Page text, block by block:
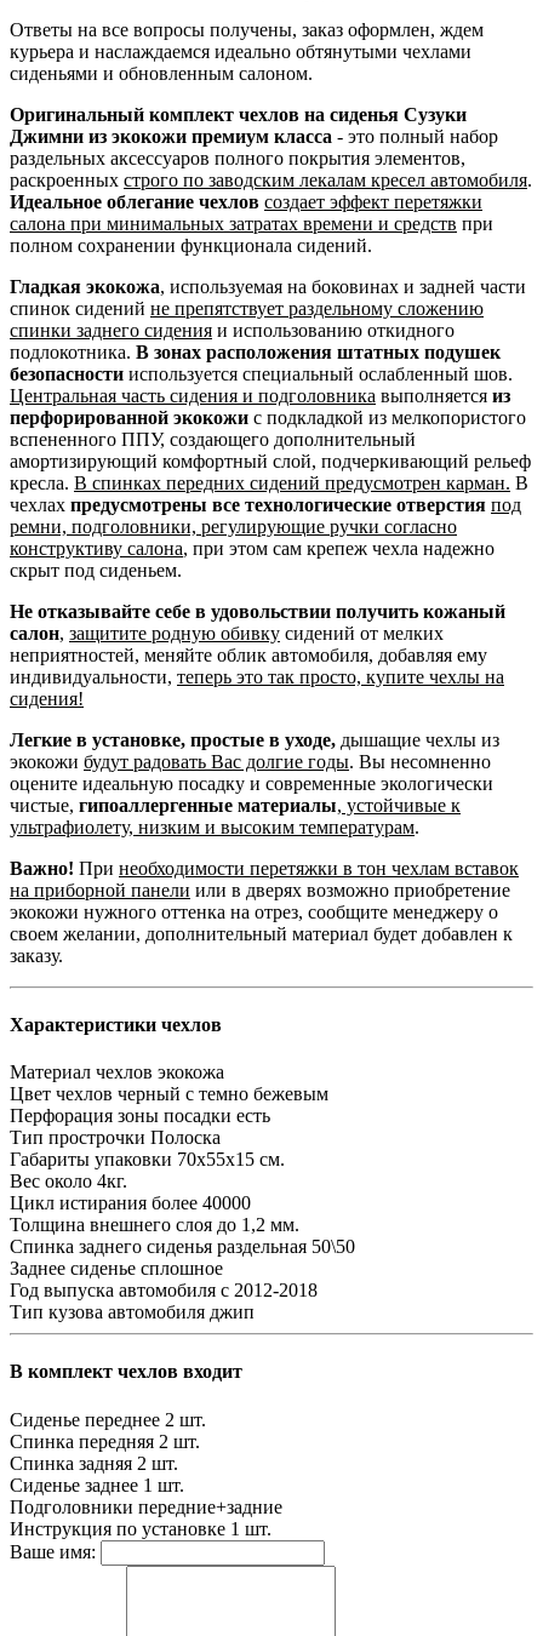
Ответы на все вопросы получены, заказ оформлен, ждем
курьера и наслаждаемся идеально обтянутыми чехлами
сиденьями и обновленным салоном.
Оригинальный комплект чехлов на сиденья Сузуки
Джимни из экокожи премиум класса - это полный набор
раздельных аксессуаров полного покрытия элементов,
раскроенных строго по заводским лекалам кресел автомобиля.
Идеальное облегание чехлов создает эффект перетяжки
салона при минимальных затратах времени и средств при
полном сохранении функционала сидений.
Гладкая экокожа, используемая на боковинах и задней части
спинок сидений не препятствует раздельному сложению
спинки заднего сидения и использованию откидного
подлокотника. В зонах расположения штатных подушек
безопасности используется специальный ослабленный шов.
Центральная часть сидения и подголовника выполняется из
перфорированной экокожи с подкладкой из мелкопористого
вспененного ППУ, создающего дополнительный
амортизирующий комфортный слой, подчеркивающий рельеф
кресла. В спинках передних сидений предусмотрен карман. В
чехлах предусмотрены все технологические отверстия под
ремни, подголовники, регулирующие ручки согласно
конструктиву салона, при этом сам крепеж чехла надежно
скрыт под сиденьем.
Не отказывайте себе в удовольствии получить кожаный
салон, защитите родную обивку сидений от мелких
неприятностей, меняйте облик автомобиля, добавляя ему
индивидуальности, теперь это так просто, купите чехлы на
сидения!
Легкие в установке, простые в уходе, дышащие чехлы из
экокожи будут радовать Вас долгие годы. Вы несомненно
оцените идеальную посадку и современные экологически
чистые, гипоаллергенные материалы, устойчивые к
ультрафиолету, низким и высоким температурам.
Важно! При необходимости перетяжки в тон чехлам вставок
на приборной панели или в дверях возможно приобретение
экокожи нужного оттенка на отрез, сообщите менеджеру о
своем желании, дополнительный материал будет добавлен к
заказу.
Характеристики чехлов
Материал чехлов экокожа
Цвет чехлов черный с темно бежевым
Перфорация зоны посадки есть
Тип прострочки Полоска
Габариты упаковки 70х55х15 см.
Вес около 4кг.
Цикл истирания более 40000
Толщина внешнего слоя до 1,2 мм.
Спинка заднего сиденья раздельная 50\50
Заднее сиденье сплошное
Год выпуска автомобиля с 2012-2018
Тип кузова автомобиля джип
В комплект чехлов входит
Сиденье переднее 2 шт.
Спинка передняя 2 шт.
Спинка задняя 2 шт.
Сиденье заднее 1 шт.
Подголовники передние+задние
Инструкция по установке 1 шт.
Ваше имя: